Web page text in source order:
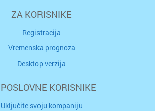
ZA KORISNIKE
Registracija
Vremenska prognoza
Desktop verzija
KORISNIKE
Uključite svoju kompaniju